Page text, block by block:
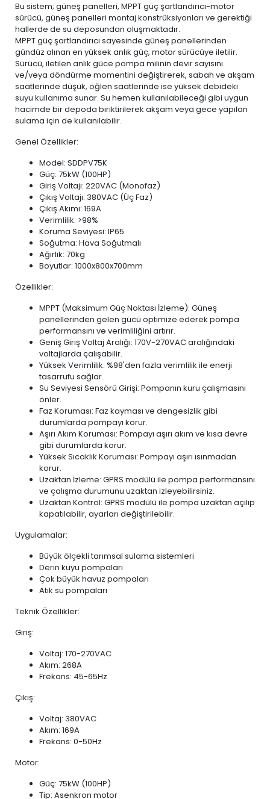
Bu sistem; güneş panelleri, MPPT güç şartlandırıcı-motor
sürücü, güneş panelleri montaj konstrüksiyonları ve gerektiği
hallerde de su deposundan oluşmaktadır.
MPPT güç şartlandırıcı sayesinde güneş panellerinden
gündüz alınan en yüksek anlık güç, motor sürücüye iletilir.
Sürücü, iletilen anlık güce pompa milinin devir sayısını
ve/veya döndürme momentini değiştirerek, sabah ve akşam
saatlerinde düşük, öğlen saatlerinde ise yüksek debideki
suyu kullanıma sunar. Su hemen kullanılabileceği gibi uygun
hacimde bir depoda biriktirilerek akşam veya gece yapılan
sulama için de kullanılabilir.
Genel Özellikler:
Model: SDDPV75K
Güç: 75kW (100HP)
Giriş Voltajı: 220VAC (Monofaz)
Çıkış Voltajı: 380VAC (Üç Faz)
Çıkış Akımı: 169A
Verimlilik: >98%
Koruma Seviyesi: IP65
Soğutma: Hava Soğutmalı
Ağırlık: 70kg
Boyutlar: 1000x800x700mm
Özellikler:
MPPT (Maksimum Güç Noktası İzleme): Güneş
panellerinden gelen gücü optimize ederek pompa
performansını ve verimliliğini artırır.
Geniş Giriş Voltaj Aralığı: 170V-270VAC aralığındaki
voltajlarda çalışabilir.
Yüksek Verimlilik: %98'den fazla verimlilik ile enerji
tasarrufu sağlar.
Su Seviyesi Sensörü Girişi: Pompanın kuru çalışmasını
önler.
Faz Koruması: Faz kayması ve dengesizlik gibi
durumlarda pompayı korur.
Aşırı Akım Koruması: Pompayı aşırı akım ve kısa devre
gibi durumlarda korur.
Yüksek Sıcaklık Koruması: Pompayı aşırı ısınmadan
korur.
Uzaktan İzleme: GPRS modülü ile pompa performansını
ve çalışma durumunu uzaktan izleyebilirsiniz.
Uzaktan Kontrol: GPRS modülü ile pompa uzaktan açılıp
kapatılabilir, ayarları değiştirilebilir.
Uygulamalar:
Büyük ölçekli tarımsal sulama sistemleri
Derin kuyu pompaları
Çok büyük havuz pompaları
Atık su pompaları
Teknik Özellikler:
Giriş:
Voltaj: 170-270VAC
Akım: 268A
Frekans: 45-65Hz
Çıkış:
Voltaj: 380VAC
Akım: 169A
Frekans: 0-50Hz
Motor:
Güç: 75kW (100HP)
Tip: Asenkron motor